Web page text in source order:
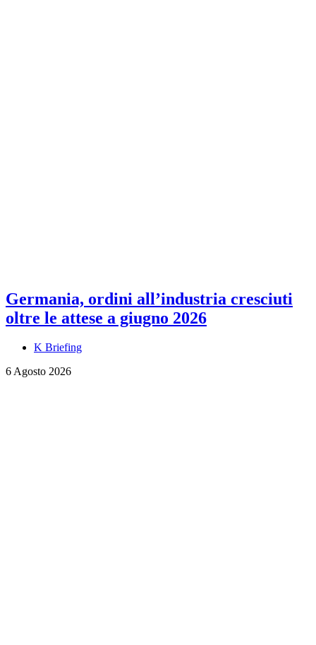
Germania, ordini all’industria cresciuti
oltre le attese a giugno 2026
K Briefing
6 Agosto 2026